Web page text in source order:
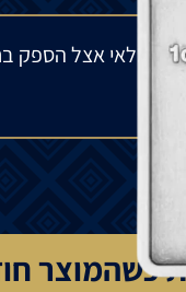
המלאי אצל הספק
כשהמוצר